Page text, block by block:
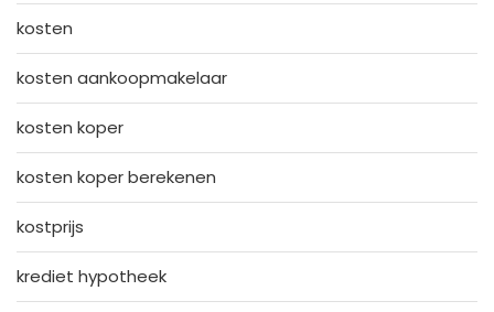
kosten
kosten aankoopmakelaar
kosten koper
kosten koper berekenen
kostprijs
krediet hypotheek